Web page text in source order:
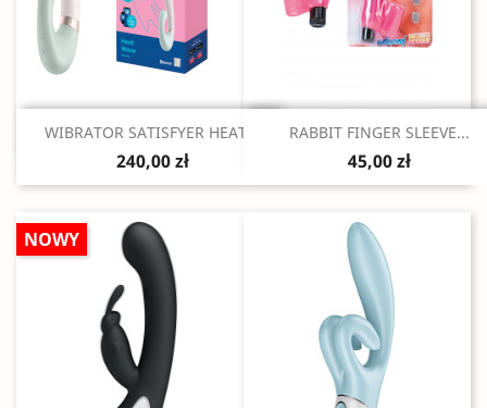
Szybki podgląd
WIBRATOR SATISFYER HEAT...
240,00 zł
Szybki podgląd
RABBIT FINGER SLEEVE...
45,00 zł
NOWY